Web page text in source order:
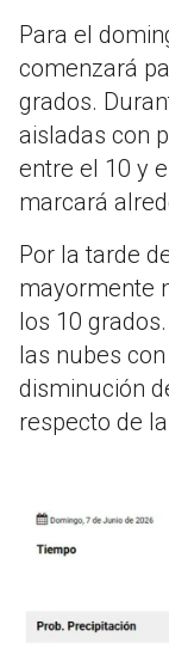
Para el
comenzará
grados.
aisladas con
entre el 10 y
marcará
Por la tarde
mayormente
los 10
las nubes
disminución
respecto de